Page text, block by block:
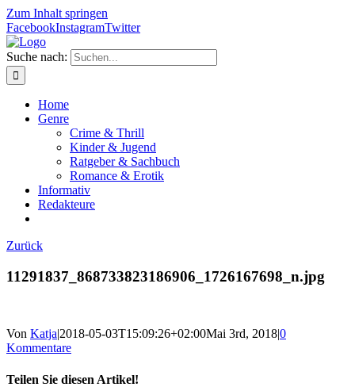
Zum Inhalt springen
FacebookInstagramTwitter
Suche nach:
Home
Genre
Crime & Thrill
Kinder & Jugend
Ratgeber & Sachbuch
Romance & Erotik
Informativ
Redakteure
Zurück
11291837_868733823186906_1726167698_n.jpg
Von Katja|2018-05-03T15:09:26+02:00Mai 3rd, 2018|0
Kommentare
Teilen Sie diesen Artikel!